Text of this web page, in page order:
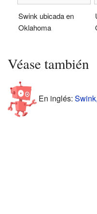
Swink ubicada en
Oklahoma
Véase también
En inglés: